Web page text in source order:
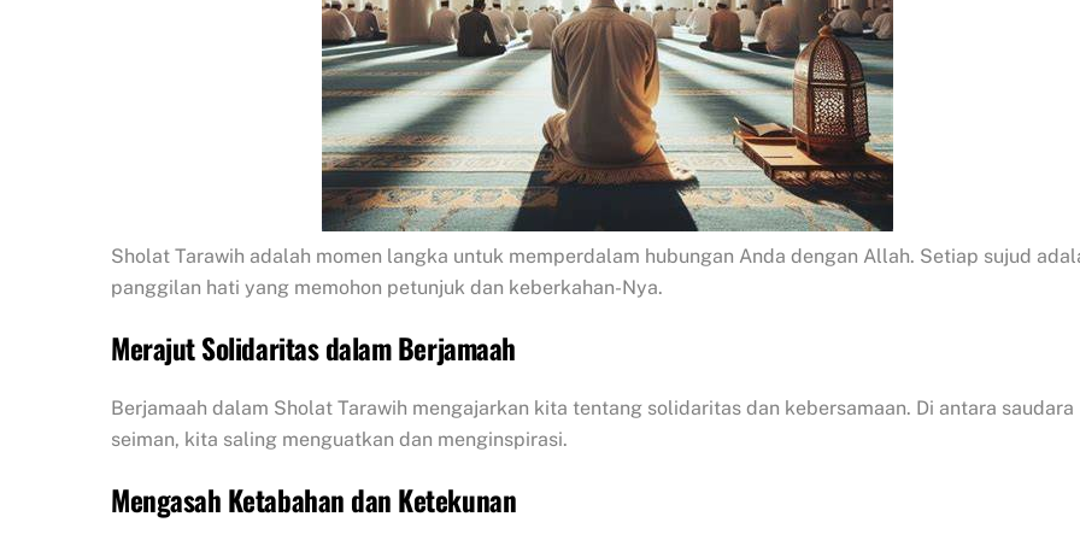
Sholat Tarawih adalah momen langka untuk memperdalam hubungan Anda dengan Allah. Setiap sujud
panggilan hati yang memohon petunjuk dan keberkahan-Nya.
Merajut Solidaritas dalam Berjamaah
Berjamaah dalam Sholat Tarawih mengajarkan kita tentang solidaritas dan kebersamaan. Di antara saudara
seiman, kita saling menguatkan dan menginspirasi.
Mengasah Ketabahan dan Ketekunan